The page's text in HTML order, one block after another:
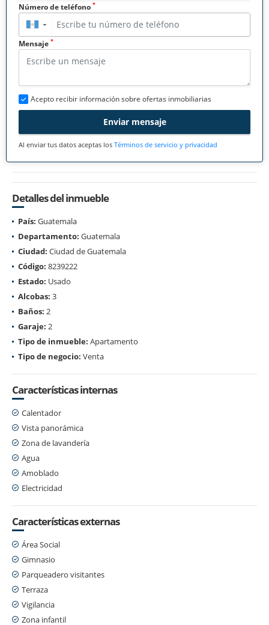
Número de teléfono *
▼
Mensaje *
Acepto recibir información sobre ofertas inmobiliarias
Enviar mensaje
Al enviar tus datos aceptas los Términos de servicio y privacidad
Detalles del inmueble
País: Guatemala
Departamento: Guatemala
Ciudad: Ciudad de Guatemala
Código: 8239222
Estado: Usado
Alcobas: 3
Baños: 2
Garaje: 2
Tipo de inmueble: Apartamento
Tipo de negocio: Venta
Características internas
Calentador
Vista panorámica
Zona de lavandería
Agua
Amoblado
Electricidad
Características externas
Área Social
Gimnasio
Parqueadero visitantes
Terraza
Vigilancia
Zona infantil